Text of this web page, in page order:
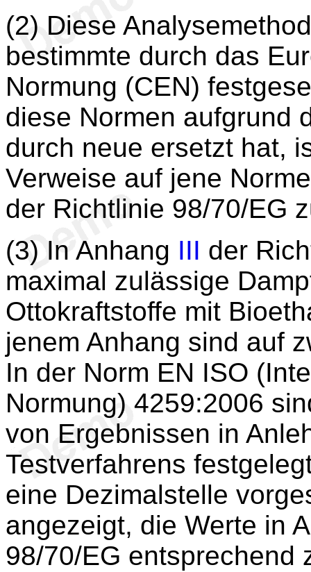
(2) Diese
bestimmte durch das
Normung (CEN)
diese Normen aufgrund
durch neue ersetzt hat,
Verweise auf jene
der Richtlinie 98/70/EG
(3) In Anhang III der
maximal zulässige
Ottokraftstoffe mit
jenem Anhang sind auf
In der Norm EN ISO
Normung) 4259:2006
von Ergebnissen in
Testverfahrens
eine Dezimalstelle
angezeigt, die Werte in
98/70/EG entsprechend